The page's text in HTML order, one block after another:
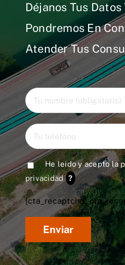
Déjanos Tus Datos
Pondremos En
Atender Tus
He leido y acepto la
privacidad ?
[cta_recaptcha*